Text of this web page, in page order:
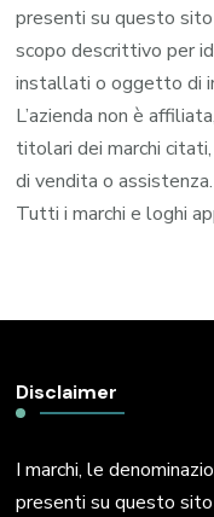
presenti su questo
scopo descrittivo per
installati o oggetto di
L’azienda non è
titolari dei marchi
di vendita o assistenza.
Tutti i marchi e loghi
Disclaimer
I marchi, le
presenti su questo